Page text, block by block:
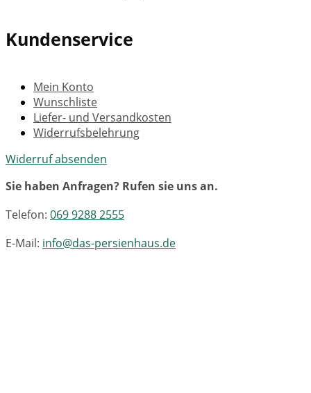
Kundenservice
Mein Konto
Wunschliste
Liefer- und Versandkosten
Widerrufsbelehrung
Widerruf absenden
Sie haben Anfragen? Rufen sie uns an.
Telefon: 069 9288 2555
E-Mail: info@das-persienhaus.de